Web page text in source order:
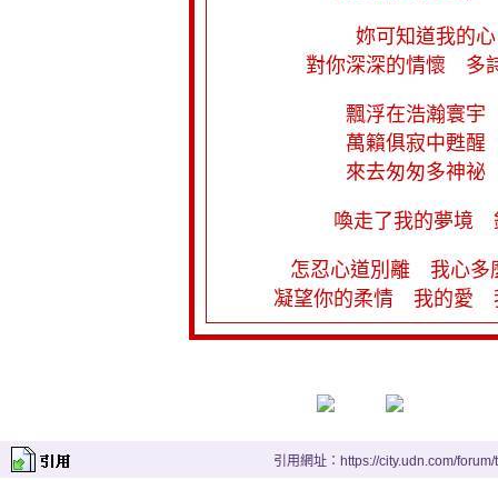
妳可知道我的
對你深深的情懷　多
飄浮在浩瀚寰宇
萬籟俱寂中甦醒
來去匆匆多神祕
喚走了我的夢境
怎忍心道別離　我心
凝望你的柔情　我的愛
引用網址：https://city.udn.com/